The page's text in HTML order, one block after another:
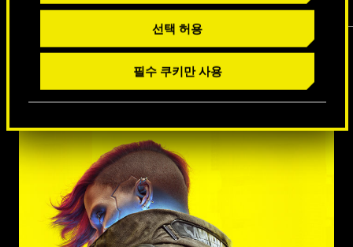
선택 허용
필수 쿠키만 사용
1/7